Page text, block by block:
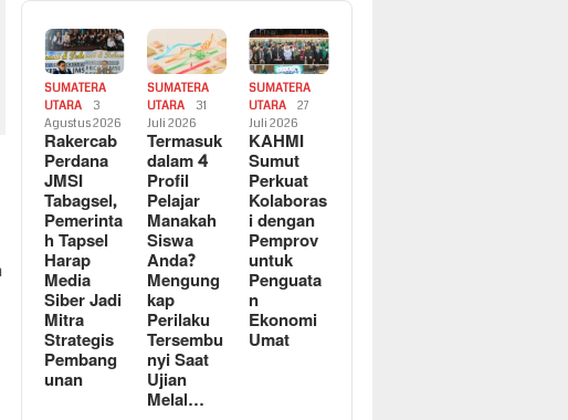
SUMATERA
UTARA
3
Agustus 2026
Rakercab
Perdana
JMSI
Tabagsel,
Pemerinta
h Tapsel
Harap
Media
Siber Jadi
Mitra
Strategis
Pembang
unan
SUMATERA
UTARA
31
Juli 2026
Termasuk
dalam 4
Profil
Pelajar
Manakah
Siswa
Anda?
Mengung
kap
Perilaku
Tersembu
nyi Saat
Ujian
Melal…
SUMATERA
UTARA
27
Juli 2026
KAHMI
Sumut
Perkuat
Kolaboras
i dengan
Pemprov
untuk
Penguata
n
Ekonomi
Umat